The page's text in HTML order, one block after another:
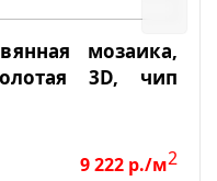
мозаика,
3D, чип
9 222 р./м2